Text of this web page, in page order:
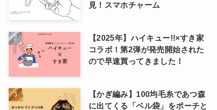
見！スマホチャーム
【2025年】ハイキュー!!×すき家
コラボ！第2弾が発売開始された
ので早速買ってきました！
【かぎ編み】100均毛糸であつ森
に出てくる「ベル袋」をポーチと